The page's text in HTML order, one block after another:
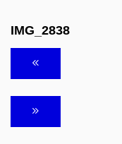
IMG_2838